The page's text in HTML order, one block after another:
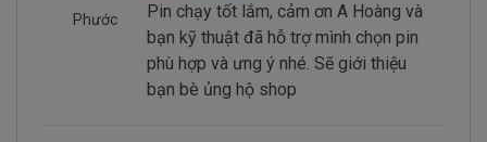
Battery dell Vostro 3555 bị hư tại sao nó hư,
có 2 nguyên nhân sau đây.
- Pin có vòng đời của nó thông thường sau
Phước
Pin chạy tốt lắm, cảm ơn A Hoàng và
bạn kỹ thuật đã hỗ trợ mình chọn pin
phù hợp và ưng ý nhé. Sẽ giới thiệu
bạn bè ủng hộ shop